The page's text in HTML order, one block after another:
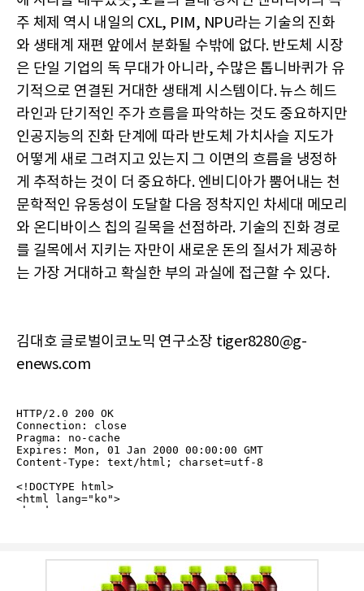
주 체제 역시 내일의 CXL, PIM, NPU라는 기술의 진화
와 생태계 재편 앞에서 분화될 수밖에 없다. 반도체 시장
은 단일 기업의 독 무대가 아니라, 수많은 톱니바퀴가 유
기적으로 연결된 거대한 생태계 시스템이다. 뉴스 헤드
라인과 단기적인 주가 흐름을 파악하는 것도 중요하지만
인공지능의 진화 단계에 따라 반도체 가치사슬 지도가
어떻게 새로 그려지고 있는지 그 이면의 흐름을 냉정하
게 추적하는 것이 더 중요하다. 엔비디아가 뿜어내는 천
문학적인 유동성이 도달할 다음 정착지인 차세대 메모리
와 온디바이스 칩의 길목을 선점하라. 기술의 진화 경로
를 길목에서 지키는 자만이 새로운 돈의 질서가 제공하
는 가장 거대하고 확실한 부의 과실에 접근할 수 있다.
김대호 글로벌이코노믹 연구소장 tiger8280@g-
enews.com